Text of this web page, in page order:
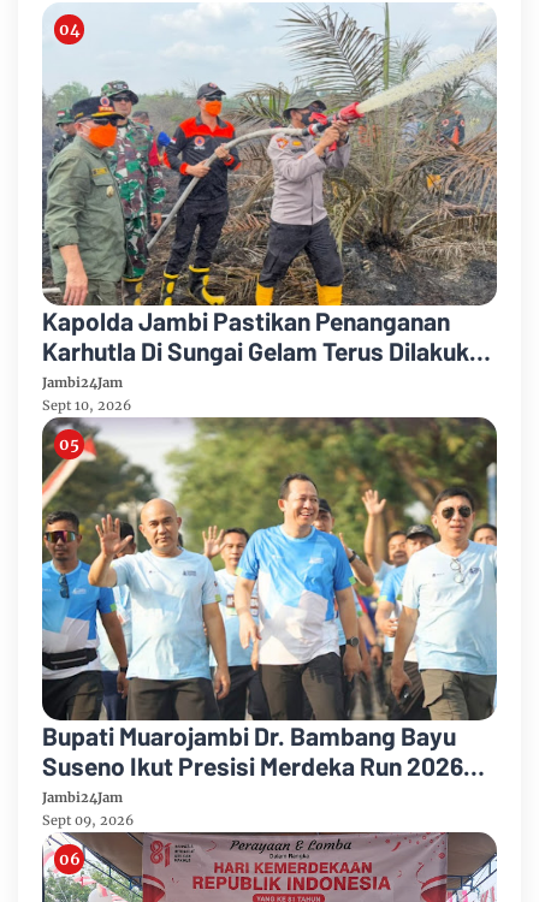
Kapolda Jambi Pastikan Penanganan
Karhutla Di Sungai Gelam Terus Dilakukan
Sinergi Diperkuat
Jambi24Jam
Sept 10, 2026
Bupati Muarojambi Dr. Bambang Bayu
Suseno Ikut Presisi Merdeka Run 2026
Ajak Warga Hidup Sehat
Jambi24Jam
Sept 09, 2026